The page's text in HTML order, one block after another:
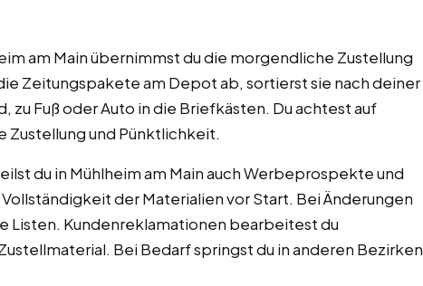
am Main übernimmst du die morgendliche Zustellung
Zeitungspakete am Depot ab, sortierst sie nach deiner
zu Fuß oder Auto in die Briefkästen. Du achtest auf
und Pünktlichkeit.
du in Mühlheim am Main auch Werbeprospekte und
der Materialien vor Start. Bei Änderungen
Listen. Kundenreklamationen bearbeitest du
Bei Bedarf springst du in anderen Bezirken